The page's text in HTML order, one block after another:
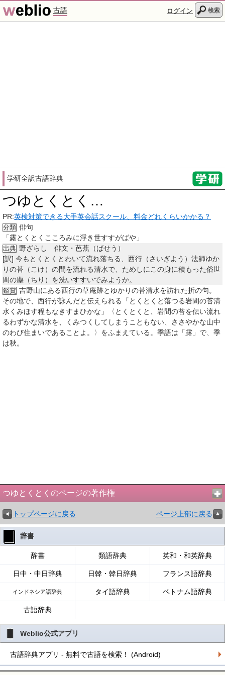
古語 ログイン 検索
学研全訳古語辞典
つゆとくとく…
PR:英検対策できる大手英会話スクール、料金どれくらいかかる？
分類 俳句
「露とくとくこころみに浮き世すすがばや」
出典 野ざらし 俳文・芭蕉（ばせう）
[訳] 今もとくとくとわいて流れ落ちる、西行（さいぎよう）法師ゆか
りの苔（こけ）の間を流れる清水で、ためしにこの身に積もった俗世
間の塵（ちり）を洗いすすいでみようか。
鑑賞 吉野山にある西行の草庵跡とゆかりの苔清水を訪れた折の句。
その地で、西行が詠んだと伝えられる「とくとくと落つる岩間の苔清
水くみほす程もなきすまひかな」〈とくとくと、岩間の苔を伝い流れ
るわずかな清水を、くみつくしてしまうこともない、ささやかな山中
のわび住まいであることよ。〉をふまえている。季語は「露」で、季
は秋。
つゆとくとくのページの著作権
トップページに戻る ページ上部に戻る
辞書
辞書 類語辞典 英和・和英辞典
日中・中日辞典 日韓・韓日辞典 フランス語辞典
インドネシア語辞典 タイ語辞典 ベトナム語辞典
古語辞典
Weblio公式アプリ
古語辞典アプリ - 無料で古語を検索！ (Android)